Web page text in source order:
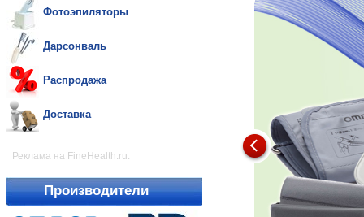
Фотоэпиляторы
Дарсонваль
Распродажа
Доставка
Реклама на FineHealth.ru:
Производители